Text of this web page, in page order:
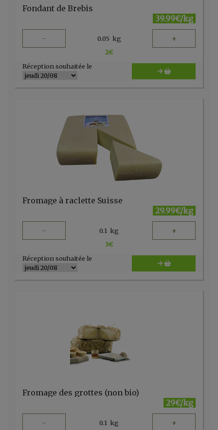
Fondant de Brebis
39.99€/kg
- 0.05 kg +
2€
Réception souhaitée le
Fromage à raclette Suisse
29.99€/kg
- 0.1 kg +
3€
Réception souhaitée le
Fromage des grottes (non bio)
29€/kg
- 0.1 kg +